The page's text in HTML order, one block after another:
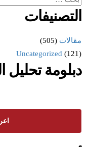
التصنيفات
مقالات (505)
Uncategorized (121)
دبلومة تحليل